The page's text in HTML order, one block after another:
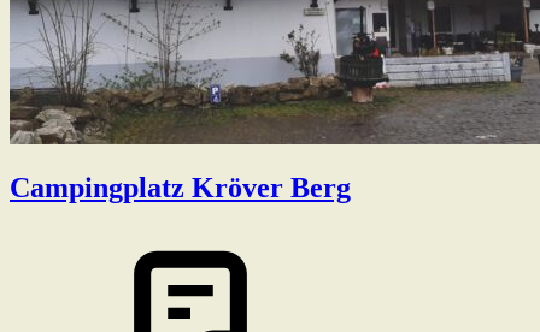
Campingplatz Kröver Berg